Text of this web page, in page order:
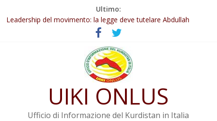
Ultimo:
Abdullah Öcalan: Le legge negativa deve essere trasformata in
Leadership del movimento: la legge deve tutelare Abdullah
Öcalan e l’intero movimento
Commissione donne del KNK: Şengal è di nuovo sotto minaccia
Non tenere conto della situazione di Rêber Apo ostacolerebbe
Il KNK chiede un’azione internazionale contro i crimini di guerra
UIKI ONLUS
Ufficio di Informazione del Kurdistan in Italia